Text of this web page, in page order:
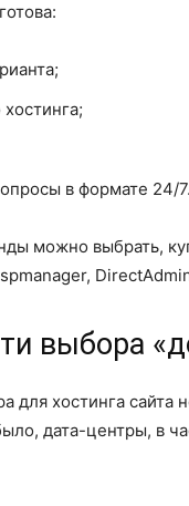
в формате 24/7.
можно выбрать,
выбора
хостинга сайта
дата-центры, в